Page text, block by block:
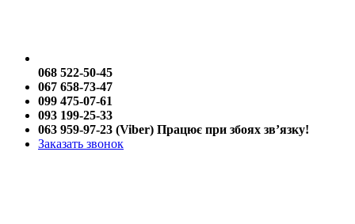
068 522-50-45
067 658-73-47
099 475-07-61
093 199-25-33
063 959-97-23 (Viber) Працює при збоях зв’язку!
Заказать звонок